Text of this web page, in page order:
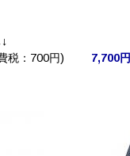
税：700円)
7,700円